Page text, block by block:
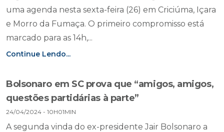
uma agenda nesta sexta-feira (26) em Criciúma, Içara
e Morro da Fumaça. O primeiro compromisso está
marcado para as 14h,...
Continue Lendo...
Bolsonaro em SC prova que “amigos, amigos,
questões partidárias à parte”
24/04/2024 - 10H01MIN
A segunda vinda do ex-presidente Jair Bolsonaro a